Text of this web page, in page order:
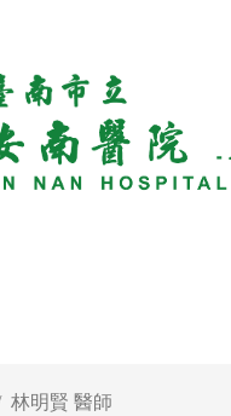
林明賢 醫師